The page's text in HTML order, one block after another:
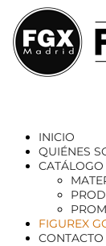
INICIO
QUIÉNES
CATÁLOGO
FIGUREX
CONTACTO